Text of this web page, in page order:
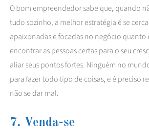
O bom empreendedor sabe que, quando
tudo sozinho, a melhor estratégia é se
apaixonadas e focadas no negócio quanto
encontrar as pessoas certas para o seu
aliar seus pontos fortes. Ninguém no
para fazer todo tipo de coisas, e é preciso
não se dar mal.
7. Venda-se